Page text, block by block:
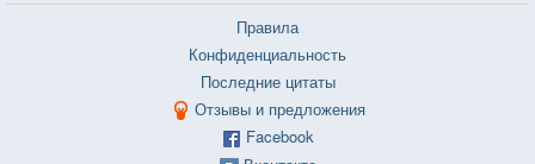
Правила
Конфиденциальность
Последние цитаты
Отзывы и предложения
Facebook